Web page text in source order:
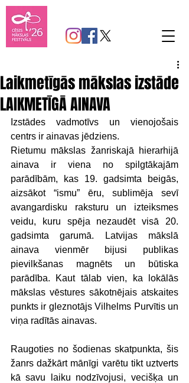
Laikmetīgās mākslas izstāde
LAIKMETĪGĀ AINAVA
Izstādes vadmotīvs un vienojošais
centrs ir ainavas jēdziens.
Rietumu mākslas žanriskajā hierarhijā
ainava ir viena no spilgtākajām
parādībām, kas 19. gadsimta beigās,
aizsākot “ismu” ēru, sublimēja sevī
avangardisku raksturu un izteiksmes
veidu, kuru spēja nezaudēt visā 20.
gadsimta garumā. Latvijas mākslā
ainava vienmēr bijusi publikas
pievilkšanas magnēts un būtiska
parādība. Kaut tālab vien, ka lokālās
mākslas vēstures sākotnējais atskaites
punkts ir gleznotājs Vilhelms Purvītis un
viņa radītās ainavas.
Raugoties no šodienas skatpunkta, šis
žanrs dažkārt mānīgi varētu tikt uztverts
kā savu laiku nodzīvojusi, vecišķa un